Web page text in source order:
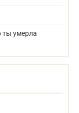
ты умерла